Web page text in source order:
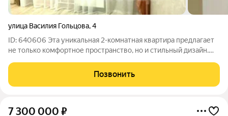
улица Василия Гольцова,4
ID: 640606 Эта уникальная 2-комнатная квартира предлагает
не только комфортное пространство, но и стильный дизайн.
материалов, что придает ей особый шарм. Большие окна
обеспечивают максимальное
Позвонить
7 300 000 ₽